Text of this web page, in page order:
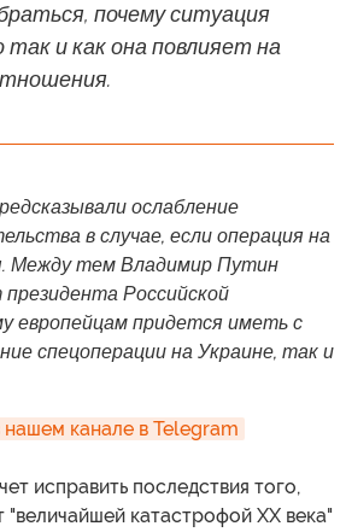
почему ситуация
так и как она повлияет на
ослабление
в случае, если операция на
Между тем Владимир Путин
Российской
европейцам придется иметь с
спецоперации на Украине, так и
канале в Telegram
исправить последствия того,
"величайшей катастрофой XX века"